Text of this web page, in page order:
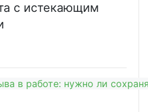
с истекающим